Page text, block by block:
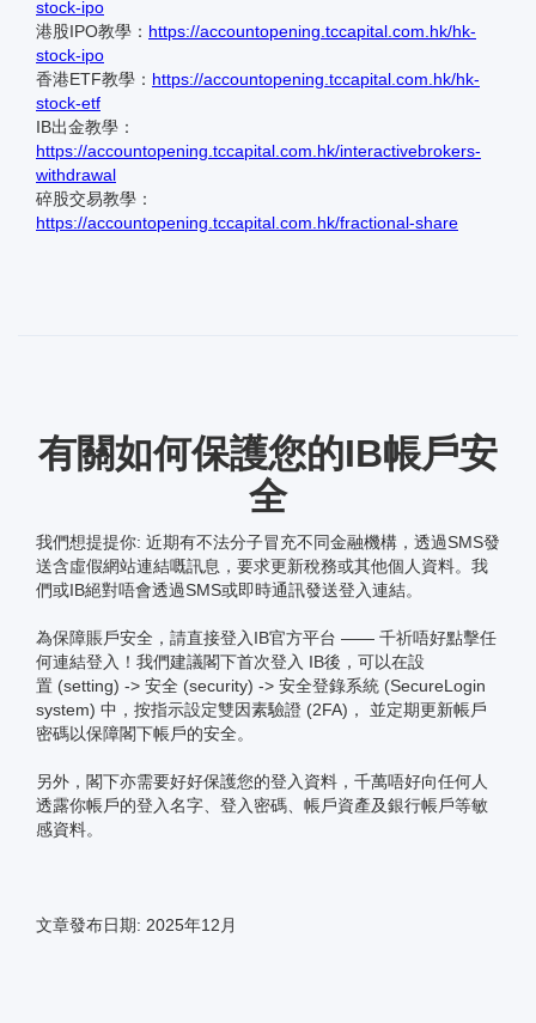
stock-ipo
港股IPO教學： https://accountopening.tccapital.com.hk/hk-
stock-ipo
香港ETF教學： https://accountopening.tccapital.com.hk/hk-
stock-etf
IB出金教學：
https://accountopening.tccapital.com.hk/interactivebrokers-
withdrawal
碎股交易教學：
https://accountopening.tccapital.com.hk/fractional-share
有關如何保護您的IB帳戶安
全
我們想提提你: 近期有不法分子冒充不同金融機構，透過SMS發
送含虛假網站連結嘅訊息，要求更新稅務或其他個人資料。我
們或IB絕對唔會透過SMS或即時通訊發送登入連結。
為保障賬戶安全，請直接登入IB官方平台 —— 千祈唔好點擊任
何連結登入！我們建議閣下首次登入 IB後，可以在設
置 (setting) -> 安全 (security) -> 安全登錄系統 (SecureLogin
system) 中，按指示設定雙因素驗證 (2FA)， 並定期更新帳戶
密碼以保障閣下帳戶的安全。
另外，閣下亦需要好好保護您的登入資料，千萬唔好向任何人
透露你帳戶的登入名字、登入密碼、帳戶資產及銀行帳戶等敏
感資料。
文章發布日期: 2025年12月